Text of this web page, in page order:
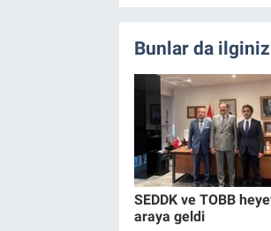
Bunlar da
SEDDK ve TOBB
araya geldi